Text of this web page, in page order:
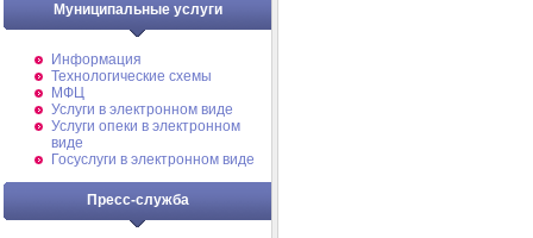
Муниципальные услуги
Информация
Технологические схемы
МФЦ
Услуги в электронном виде
Услуги опеки в электронном
виде
Госуслуги в электронном виде
Пресс-служба